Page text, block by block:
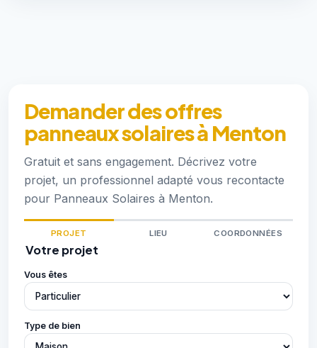
Demander des offres
panneaux solaires à Menton
Gratuit et sans engagement. Décrivez votre
projet, un professionnel adapté vous recontacte
pour Panneaux Solaires à Menton.
PROJET LIEU COORDONNÉES
Votre projet
Vous êtes
Type de bien